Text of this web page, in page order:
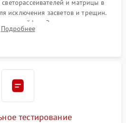
и матрицы в
исключения засветов и трещин.
шлейфов. Закрытие корпуса.
программного обеспечения.
Подробнее
тестирование